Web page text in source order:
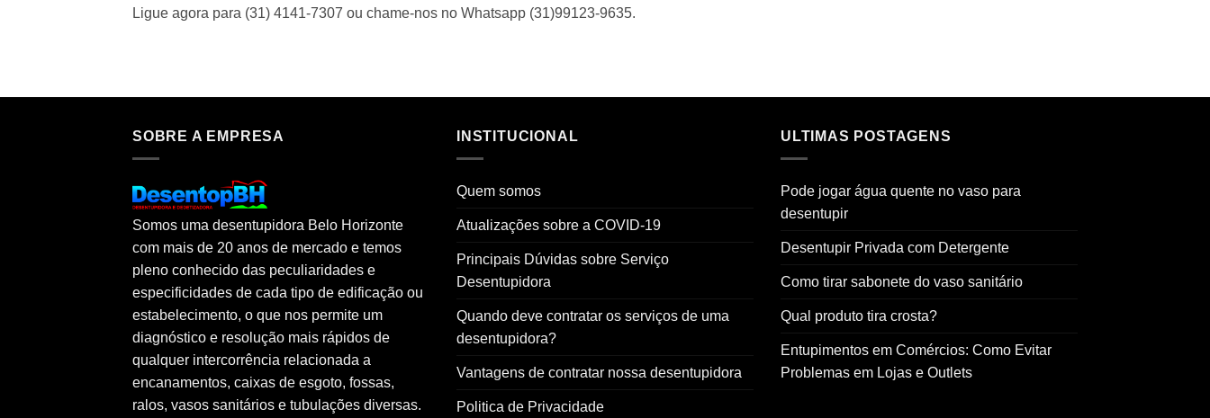
Ligue agora para (31) 4141-7307 ou chame-nos no Whatsapp (31)99123-9635.
SOBRE A EMPRESA
Somos uma desentupidora Belo Horizonte
com mais de 20 anos de mercado e temos
pleno conhecido das peculiaridades e
especificidades de cada tipo de edificação ou
estabelecimento, o que nos permite um
diagnóstico e resolução mais rápidos de
qualquer intercorrência relacionada a
encanamentos, caixas de esgoto, fossas,
ralos, vasos sanitários e tubulações diversas.
INSTITUCIONAL
Quem somos
Atualizações sobre a COVID-19
Principais Dúvidas sobre Serviço
Desentupidora
Quando deve contratar os serviços de uma
desentupidora?
Vantagens de contratar nossa desentupidora
Politica de Privacidade
ULTIMAS POSTAGENS
Pode jogar água quente no vaso para
desentupir
Desentupir Privada com Detergente
Como tirar sabonete do vaso sanitário
Qual produto tira crosta?
Entupimentos em Comércios: Como Evitar
Problemas em Lojas e Outlets